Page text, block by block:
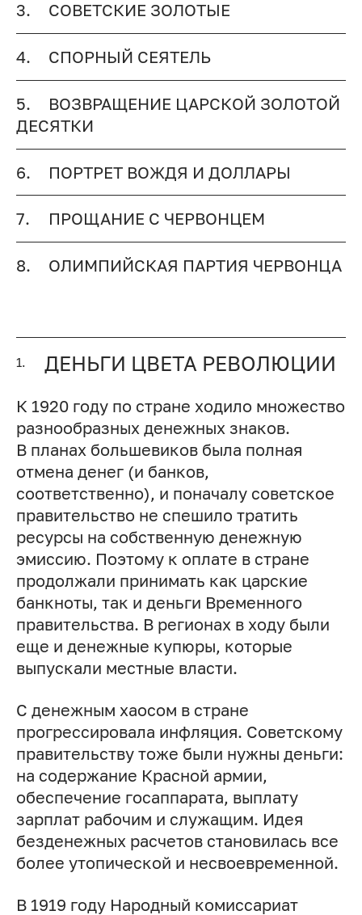
3. СОВЕТСКИЕ ЗОЛОТЫЕ
4. СПОРНЫЙ СЕЯТЕЛЬ
5.
ВОЗВРАЩЕНИЕ ЦАРСКОЙ ЗОЛОТОЙ
ДЕСЯТКИ
6. ПОРТРЕТ ВОЖДЯ И ДОЛЛАРЫ
7. ПРОЩАНИЕ С ЧЕРВОНЦЕМ
8. ОЛИМПИЙСКАЯ ПАРТИЯ ЧЕРВОНЦА
1. ДЕНЬГИ ЦВЕТА РЕВОЛЮЦИИ
К 1920 году по стране ходило множество
разнообразных денежных знаков.
В планах большевиков была полная
отмена денег (и банков,
соответственно), и поначалу советское
правительство не спешило тратить
ресурсы на собственную денежную
эмиссию. Поэтому к оплате в стране
продолжали принимать как царские
банкноты, так и деньги Временного
правительства. В регионах в ходу были
еще и денежные купюры, которые
выпускали местные власти.
С денежным хаосом в стране
прогрессировала инфляция. Советскому
правительству тоже были нужны деньги:
на содержание Красной армии,
обеспечение госаппарата, выплату
зарплат рабочим и служащим. Идея
безденежных расчетов становилась все
более утопической и несвоевременной.
В 1919 году Народный комиссариат